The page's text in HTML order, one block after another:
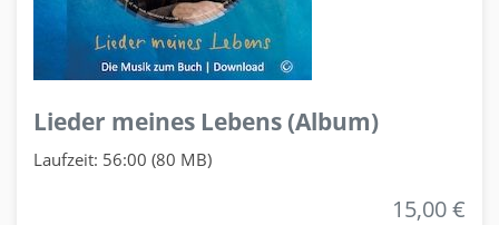
Lieder meines Lebens (Album)
Laufzeit: 56:00 (80 MB)
15,00 €